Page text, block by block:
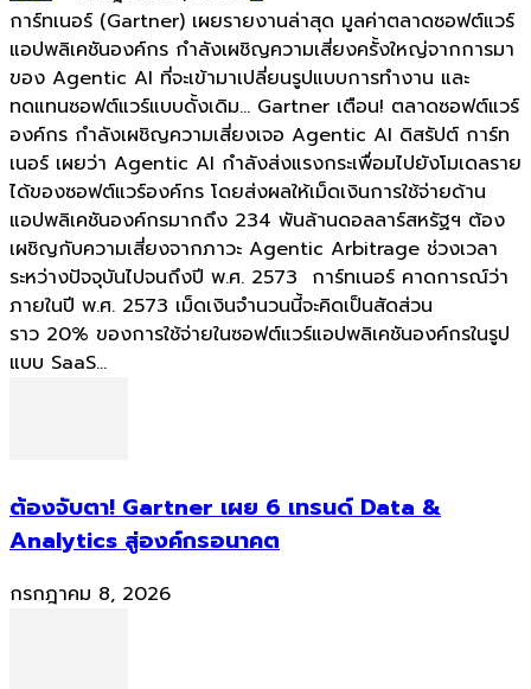
การ์ทเนอร์ (Gartner) เผยรายงานล่าสุด มูลค่าตลาดซอฟต์แวร์
แอปพลิเคชันองค์กร กำลังเผชิญความเสี่ยงครั้งใหญ่จากการมา
ของ Agentic AI ที่จะเข้ามาเปลี่ยนรูปแบบการทำงาน และ
ทดแทนซอฟต์แวร์แบบดั้งเดิม... Gartner เตือน! ตลาดซอฟต์แวร์
องค์กร กำลังเผชิญความเสี่ยงเจอ Agentic AI ดิสรัปต์ การ์ท
เนอร์ เผยว่า Agentic AI กำลังส่งแรงกระเพื่อมไปยังโมเดลราย
ได้ของซอฟต์แวร์องค์กร โดยส่งผลให้เม็ดเงินการใช้จ่ายด้าน
แอปพลิเคชันองค์กรมากถึง 234 พันล้านดอลลาร์สหรัฐฯ ต้อง
เผชิญกับความเสี่ยงจากภาวะ Agentic Arbitrage ช่วงเวลา
ระหว่างปัจจุบันไปจนถึงปี พ.ศ. 2573 การ์ทเนอร์ คาดการณ์ว่า
ภายในปี พ.ศ. 2573 เม็ดเงินจำนวนนี้จะคิดเป็นสัดส่วน
ราว 20% ของการใช้จ่ายในซอฟต์แวร์แอปพลิเคชันองค์กรในรูป
แบบ SaaS...
ต้องจับตา! Gartner เผย 6 เทรนด์ Data &
Analytics สู่องค์กรอนาคต
กรกฎาคม 8, 2026